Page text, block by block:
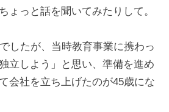
ょっと話を聞いてみたりして。
したが、当時教育事業に携わっ
立しよう」と思い、準備を進め
会社を立ち上げたのが45歳にな